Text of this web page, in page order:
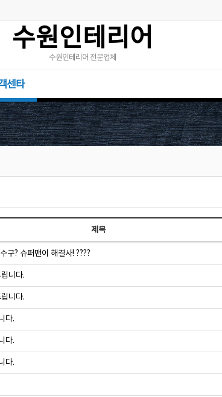
수원인테리어
수원인테리어 전문업체
센타
제목
구? 슈퍼맨이 해결사! ????
니다.
니다.
다.
다.
다.